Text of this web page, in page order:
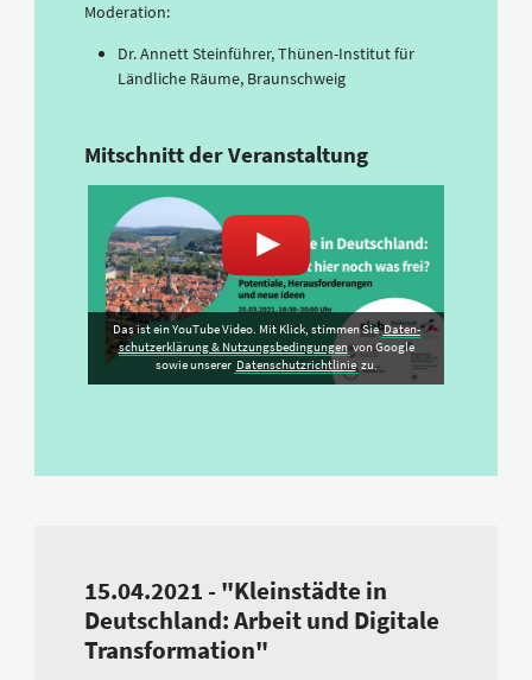
Moderation:
Dr. Annett Steinführer, Thünen-Institut für
Ländliche Räume, Braunschweig
Mitschnitt der Veranstaltung
Das ist ein YouTube Video. Mit Klick, stimmen SieDaten­
schutz­erklärung & Nutzungs­bedingungenvon Google
sowie unserer Datenschutzrichtlinie zu.
15.04.2021 - "Kleinstädte in
Deutschland: Arbeit und Digitale
Transformation"